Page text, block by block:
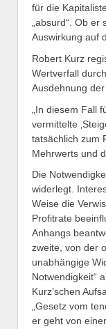
für die
„absurd“. Ob
Auswirkung auf
Robert Kurz
Wertverfall
Ausdehnung
„In diesem Fall
vermittelte
tatsächlich zum
Mehrwerts und
Die
widerlegt.
Weise die
Profitrate
Anhangs
zweite, von der
unabhängige
Notwendigkeit“
Kurz’schen
„Gesetz vom
er geht von